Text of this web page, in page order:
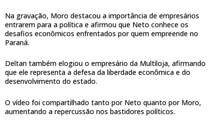
Na gravação, Moro destacou a importância de empresários
entrarem para a política e afirmou que Neto conhece os
desafios econômicos enfrentados por quem empreende no
Paraná.
Deltan também elogiou o empresário da Multiloja, afirmando
que ele representa a defesa da liberdade econômica e do
desenvolvimento do estado.
O vídeo foi compartilhado tanto por Neto quanto por Moro,
aumentando a repercussão nos bastidores políticos.